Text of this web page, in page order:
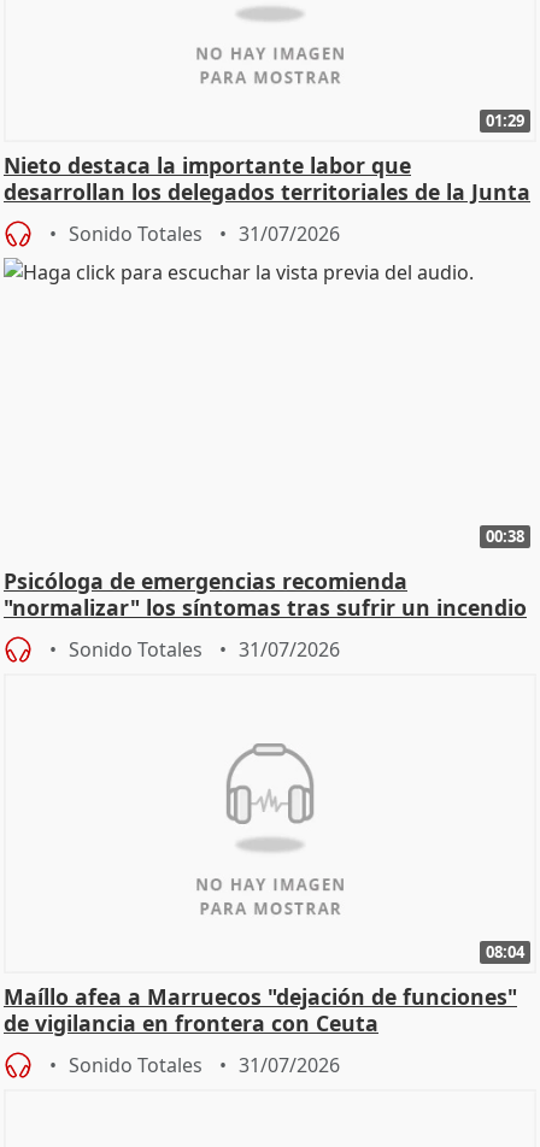
01:29
Nieto destaca la importante labor que
desarrollan los delegados territoriales de la Junta
Sonido Totales 31/07/2026
00:38
Psicóloga de emergencias recomienda
"normalizar" los síntomas tras sufrir un incendio
Sonido Totales 31/07/2026
08:04
Maíllo afea a Marruecos "dejación de funciones"
de vigilancia en frontera con Ceuta
Sonido Totales 31/07/2026